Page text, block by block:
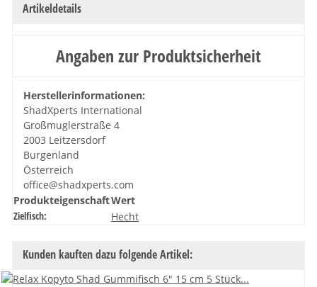
Artikeldetails
Angaben zur Produktsicherheit
Herstellerinformationen:
ShadXperts International
Großmuglerstraße 4
2003 Leitzersdorf
Burgenland
Österreich
office@shadxperts.com
ProdukteigenschaftWert
Zielfisch:
Hecht
Kunden kauften dazu folgende Artikel: